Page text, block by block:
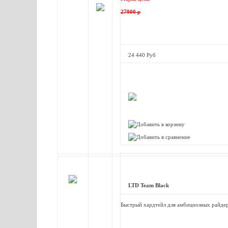
27900 р
24 440 Руб
LTD Team Black
Быстрый хардтейл для амбициозных